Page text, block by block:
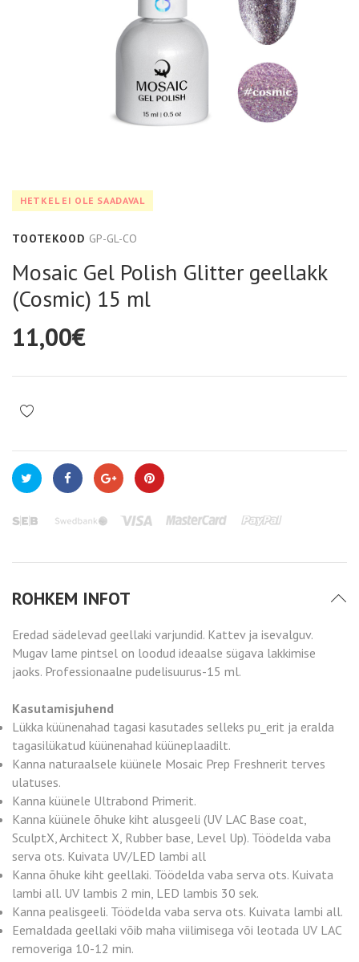
HETKEL EI OLE SAADAVAL
TOOTEKOOD GP-GL-CO
Mosaic Gel Polish Glitter geellakk
(Cosmic) 15 ml
11,00€
ROHKEM INFOT
Eredad sädelevad geellaki varjundid. Kattev ja isevalguv.
Mugav lame pintsel on loodud ideaalse sügava lakkimise
jaoks. Professionaalne pudelisuurus-15 ml.
Kasutamisjuhend
Lükka küünenahad tagasi kasutades selleks pu_erit ja eralda
tagasilükatud küünenahad küüneplaadilt.
Kanna naturaalsele küünele Mosaic Prep Freshnerit terves
ulatuses.
Kanna küünele Ultrabond Primerit.
Kanna küünele õhuke kiht alusgeeli (UV LAC Base coat,
SculptX, Architect X, Rubber base, Level Up). Töödelda vaba
serva ots. Kuivata UV/LED lambi all
Kanna õhuke kiht geellaki. Töödelda vaba serva ots. Kuivata
lambi all. UV lambis 2 min, LED lambis 30 sek.
Kanna pealisgeeli. Töödelda vaba serva ots. Kuivata lambi all.
Eemaldada geellaki võib maha viilimisega või leotada UV LAC
removeriga 10-12 min.
Geelid aksessuaaridele
Bling glittergeel
One stroke Art Geelid
Neoon One stroke Art geelid
Metallist kaunistused
Stardust sädelused
Polycolor akrüülvärvid